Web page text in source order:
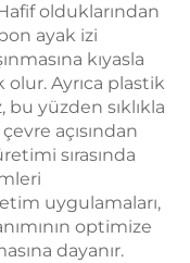
olduklarından
ayak izi
kıyasla
olur. Ayrıca plastik
bu yüzden sıklıkla
açısından
sırasında
uygulamaları,
optimize
dayanır.